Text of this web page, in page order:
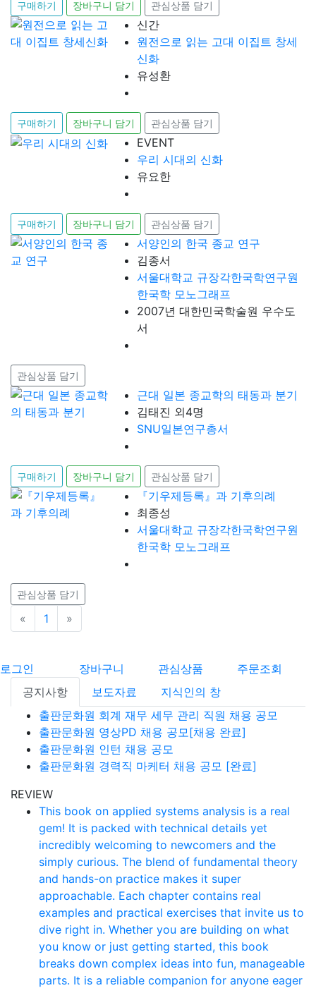
구매하기 장바구니 담기 관심상품 담기
신간
원전으로 읽는 고대 이집트 창세
신화
유성환
구매하기 장바구니 담기 관심상품 담기
EVENT
우리 시대의 신화
유요한
구매하기 장바구니 담기 관심상품 담기
서양인의 한국 종교 연구
김종서
서울대학교 규장각한국학연구원
한국학 모노그래프
2007년 대한민국학술원 우수도
서
관심상품 담기
근대 일본 종교학의 태동과 분기
김태진 외4명
SNU일본연구총서
구매하기 장바구니 담기 관심상품 담기
『기우제등록』과 기후의례
최종성
서울대학교 규장각한국학연구원
한국학 모노그래프
관심상품 담기
« 이전
1 »
로그인 장바구니 관심상품
주문조회
공지사항
보도자료
지식인의 창
출판문화원 회계 재무 세무 관리 직원 채용 공모
출판문화원 영상PD 채용 공모[채용 완료]
출판문화원 인턴 채용 공모
출판문화원 경력직 마케터 채용 공모 [완료]
REVIEW
This book on applied systems analysis is a real
gem! It is packed with technical details yet
incredibly welcoming to newcomers and the
simply curious. The blend of fundamental theory
and hands-on practice makes it super
approachable. Each chapter contains real
examples and practical exercises that invite us to
dive right in. Whether you are building on what
you know or just getting started, this book
breaks down complex ideas into fun, manageable
parts. It is a reliable companion for anyone eager